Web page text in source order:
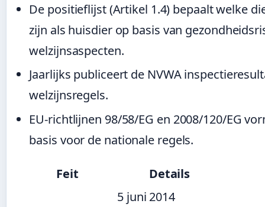
De positieflijst (Artikel 1.4) bepaalt welke
zijn als huisdier op basis van
welzijnsaspecten.
Jaarlijks publiceert de NVWA
welzijnsregels.
EU-richtlijnen 98/58/EG en 2008/120/EG
basis voor de nationale regels.
Feit Details
5 juni 2014